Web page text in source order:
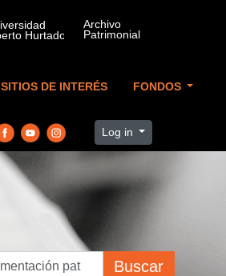
SITIOS DE INTERÉS FONDOS
Log in
Buscar